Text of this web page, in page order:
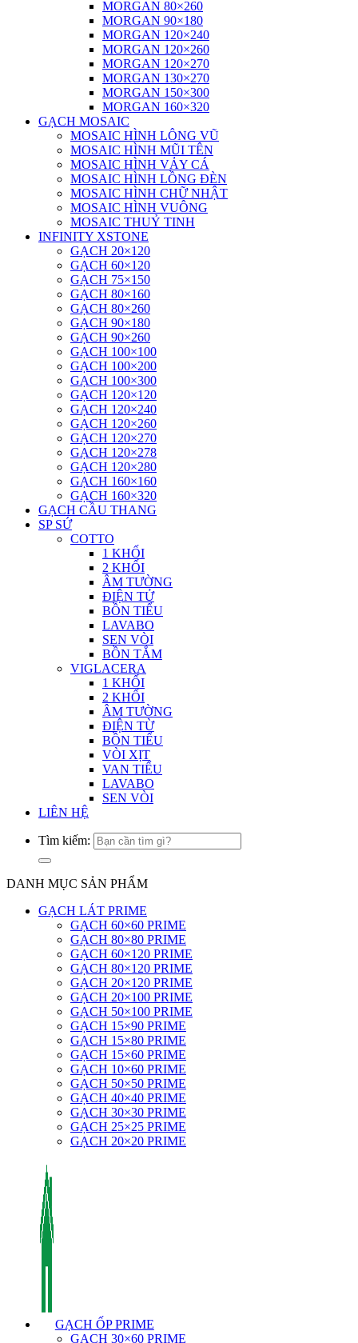
MORGAN 80×260
MORGAN 90×180
MORGAN 120×240
MORGAN 120×260
MORGAN 120×270
MORGAN 130×270
MORGAN 150×300
MORGAN 160×320
GẠCH MOSAIC
MOSAIC HÌNH LÔNG VŨ
MOSAIC HÌNH MŨI TÊN
MOSAIC HÌNH VẢY CÁ
MOSAIC HÌNH LỒNG ĐÈN
MOSAIC HÌNH CHỮ NHẬT
MOSAIC HÌNH VUÔNG
MOSAIC THUỶ TINH
INFINITY XSTONE
GẠCH 20×120
GẠCH 60×120
GẠCH 75×150
GẠCH 80×160
GẠCH 80×260
GẠCH 90×180
GẠCH 90×260
GẠCH 100×100
GẠCH 100×200
GẠCH 100×300
GẠCH 120×120
GẠCH 120×240
GẠCH 120×260
GẠCH 120×270
GẠCH 120×278
GẠCH 120×280
GẠCH 160×160
GẠCH 160×320
GẠCH CẦU THANG
SP SỨ
COTTO
1 KHỐI
2 KHỐI
ÂM TƯỜNG
ĐIỆN TỬ
BỒN TIỂU
LAVABO
SEN VÒI
BỒN TẮM
VIGLACERA
1 KHỐI
2 KHỐI
ÂM TƯỜNG
ĐIỆN TỪ
BỒN TIỂU
VÒI XỊT
VAN TIỂU
LAVABO
SEN VÒI
LIÊN HỆ
Tìm kiếm:
DANH MỤC SẢN PHẨM
GẠCH LÁT PRIME
GẠCH 60×60 PRIME
GẠCH 80×80 PRIME
GẠCH 60×120 PRIME
GẠCH 80×120 PRIME
GẠCH 20×120 PRIME
GẠCH 20×100 PRIME
GẠCH 50×100 PRIME
GẠCH 15×90 PRIME
GẠCH 15×80 PRIME
GẠCH 15×60 PRIME
GẠCH 10×60 PRIME
GẠCH 50×50 PRIME
GẠCH 40×40 PRIME
GẠCH 30×30 PRIME
GẠCH 25×25 PRIME
GẠCH 20×20 PRIME
GẠCH ỐP PRIME
GẠCH 30×60 PRIME